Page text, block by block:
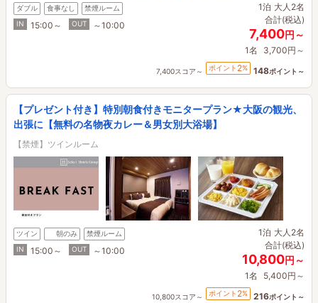
ダブル 食事なし
禁煙ルーム
IN
15:00～ OUT ～10:00
1泊 大人2名
合計(税込)
7,400円～
1名 3,700円～
7,400スコア～ ポイント 2% 148ポイント～
【プレゼント付き】特別朝食付きモニタープラン★大阪の観光、
出張に【無料の名物夜カレー＆男女別大浴場】
【禁煙】ツインルーム
ツイン 朝のみ
禁煙ルーム
IN
15:00～ OUT ～10:00
1泊 大人2名
合計(税込)
10,800円～
1名 5,400円～
10,800スコア～ ポイント 2% 216ポイント～